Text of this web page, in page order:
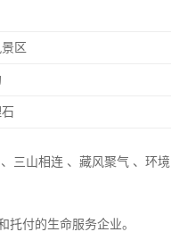
区
三山相连 、藏风聚气 、环
托付的生命服务企业。